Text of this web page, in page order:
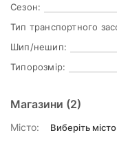
Сезон:
Тип транспортного
Шип/нешип:
Типорозмір:
Магазини (2)
Місто: